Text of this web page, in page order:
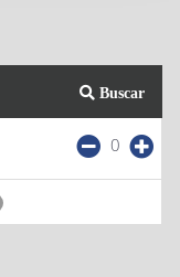
Buscar
0